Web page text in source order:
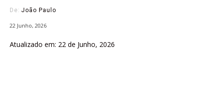
De: João Paulo
22 Junho, 2026
Atualizado em: 22 de Junho, 2026